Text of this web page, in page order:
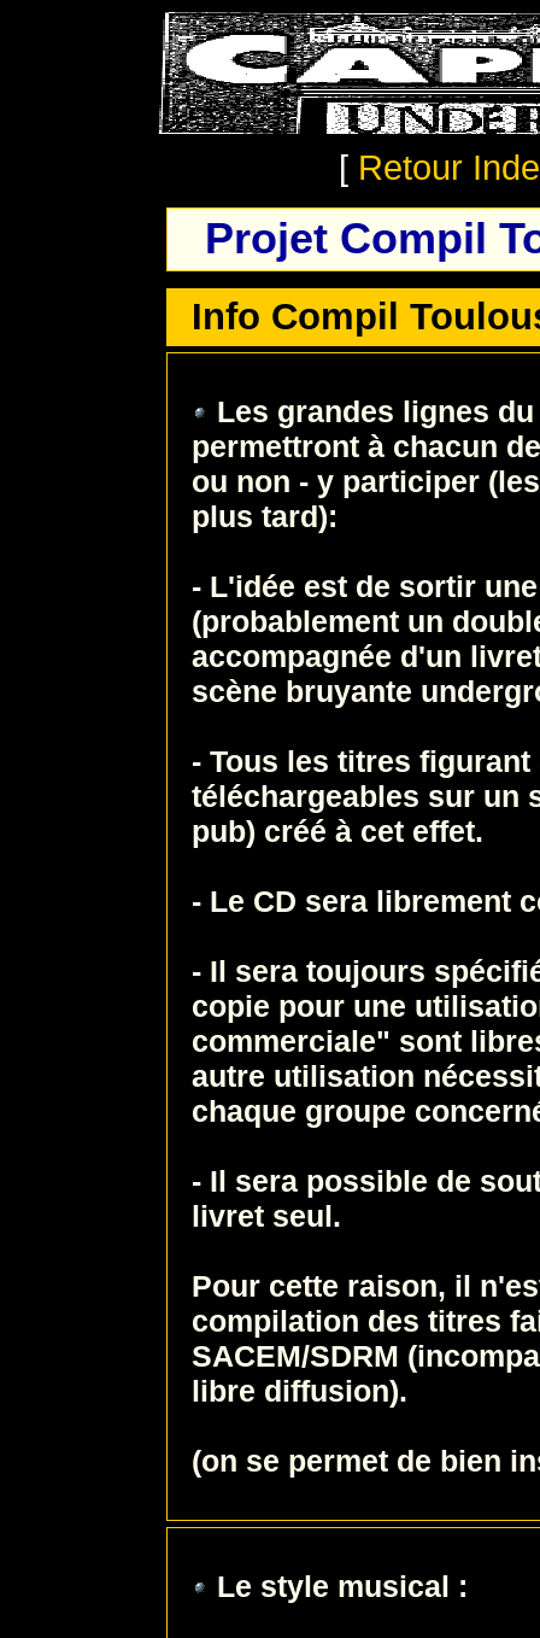
[ Retour
Projet Compil
Info Compil
Les grandes lignes
permettront à chacun
ou non - y participer
plus tard):
- L'idée est de sortir
(probablement un
accompagnée d'un
scène bruyante
- Tous les titres
téléchargeables sur un
pub) créé à cet effet.
- Le CD sera librement
- Il sera toujours
copie pour une
commerciale" sont
autre utilisation
chaque groupe
- Il sera possible de
livret seul.
Pour cette raison, il
compilation des titres
SACEM/SDRM
libre diffusion).
(on se permet de bien
Le style musical :